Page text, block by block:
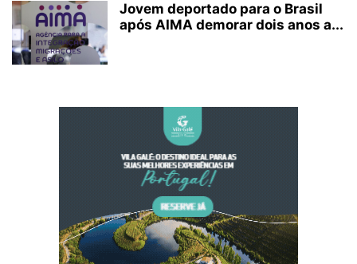
Jovem deportado para o Brasil
após AIMA demorar dois anos a...